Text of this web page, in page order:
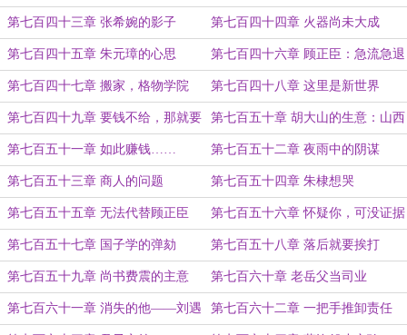
第七百四十三章 张希婉的影子 第七百四十四章 火器尚未大成
第七百四十五章 朱元璋的心思 第七百四十六章 顾正臣：急流急退
第七百四十七章 搬家，格物学院 第七百四十八章 这里是新世界
第七百四十九章 要钱不给，那就要
政策
第七百五十章 胡大山的生意：山西
煤炭
第七百五十一章 如此赚钱…… 第七百五十二章 夜雨中的阴谋
第七百五十三章 商人的问题 第七百五十四章 朱棣想哭
第七百五十五章 无法代替顾正臣 第七百五十六章 怀疑你，可没证据
啊
第七百五十七章 国子学的弹劾 第七百五十八章 落后就要挨打
第七百五十九章 尚书费震的主意 第七百六十章 老岳父当司业
第七百六十一章 消失的他——刘遇 第七百六十二章 一把手推卸责任